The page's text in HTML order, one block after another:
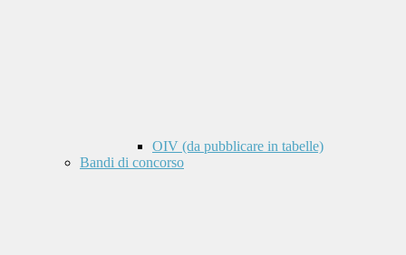
OIV (da pubblicare in tabelle)
Bandi di concorso